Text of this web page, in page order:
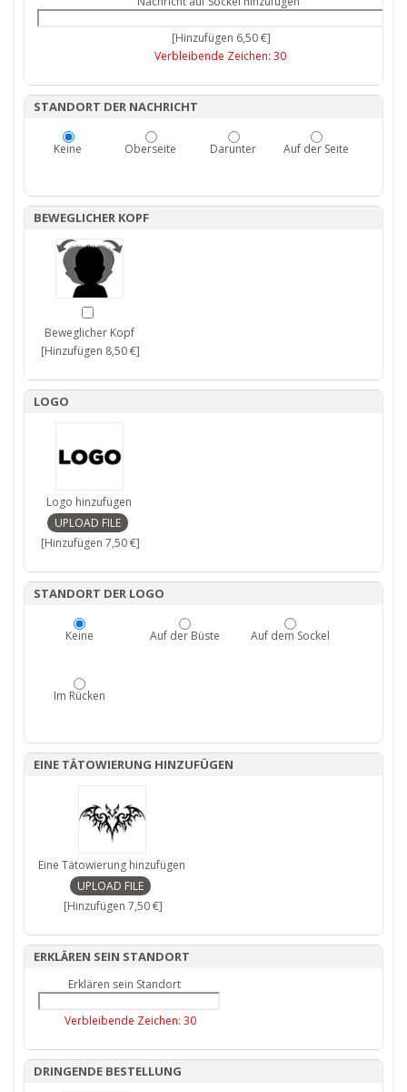
[Hinzufügen 6,50 €]
Verbleibende Zeichen: 30
STANDORT DER NACHRICHT
Keine Oberseite Darunter Auf der Seite
BEWEGLICHER KOPF
Beweglicher Kopf
[Hinzufügen 8,50 €]
LOGO
Logo hinzufügen
[Hinzufügen 7,50 €]
STANDORT DER LOGO
Keine Auf der Büste Auf dem Sockel
Im Rücken
EINE TÄTOWIERUNG HINZUFÜGEN
Eine Tätowierung hinzufügen
[Hinzufügen 7,50 €]
ERKLÄREN SEIN STANDORT
Erklären sein Standort
Verbleibende Zeichen: 30
DRINGENDE BESTELLUNG